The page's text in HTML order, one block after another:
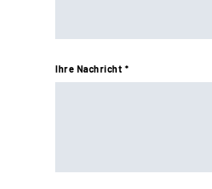
Ihre Nachricht *